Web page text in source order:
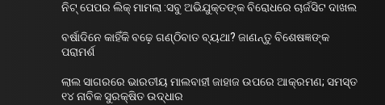
ନିଟ୍ ପେପର ଲିକ୍ ମାମଲା :ସବୁ ଅଭିଯୁକ୍ତଙ୍କ ବିରୋଧରେ ଚାର୍ଜସିଟ ଦାଖଲ
ବର୍ଷାଦିନେ କାହିଁକି ବଢ଼େ ଗଣ୍ଠିବାତ ବ୍ୟଥା? ଜାଣନ୍ତୁ ବିଶେଷଜ୍ଞଙ୍କ
ପରାମର୍ଶ
ଲାଲ ସାଗରରେ ଭାରତୀୟ ମାଲବାହୀ ଜାହାଜ ଉପରେ ଆକ୍ରମଣ; ସମସ୍ତ
୧୪ ନାବିକ ସୁରକ୍ଷିତ ଉଦ୍ଧାର